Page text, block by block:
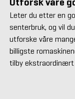
Leter du etter en
senterbruk, og vil
utforske våre
billigste
tilby ekstraordinært